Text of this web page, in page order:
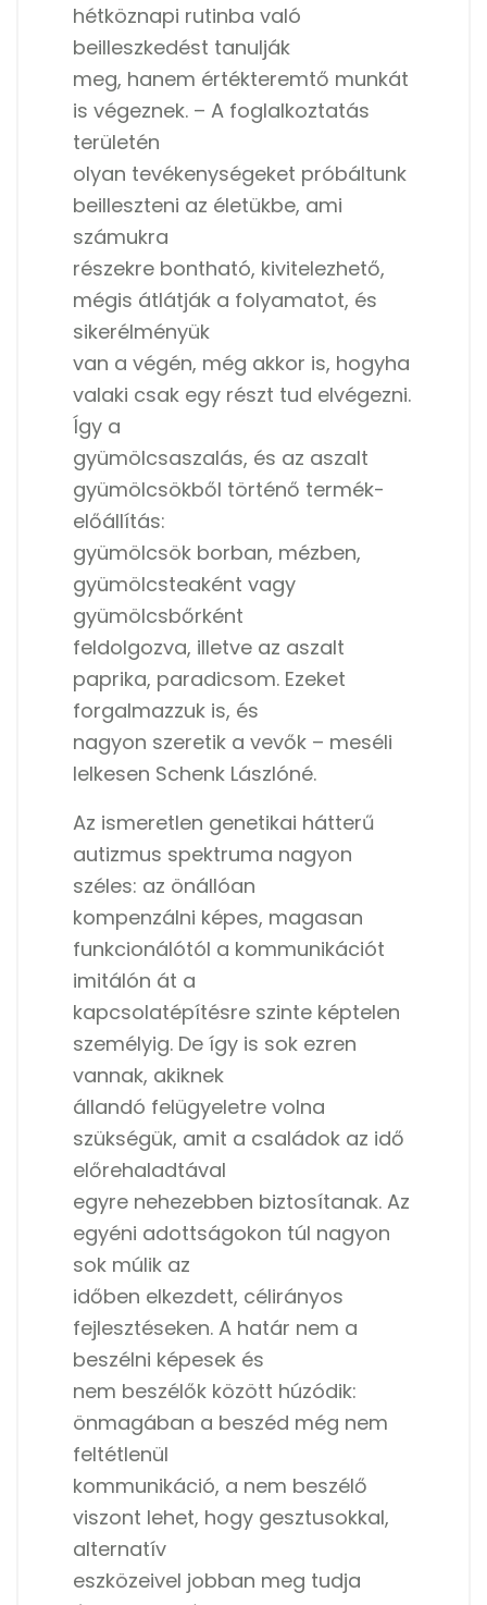
hétköznapi rutinba való
beilleszkedést tanulják
meg, hanem értékteremtő munkát
is végeznek. – A foglalkoztatás
területén
olyan tevékenységeket próbáltunk
beilleszteni az életükbe, ami
számukra
részekre bontható, kivitelezhető,
mégis átlátják a folyamatot, és
sikerélményük
van a végén, még akkor is, hogyha
valaki csak egy részt tud elvégezni.
Így a
gyümölcsaszalás, és az aszalt
gyümölcsökből történő termék-
előállítás:
gyümölcsök borban, mézben,
gyümölcsteaként vagy
gyümölcsbőrként
feldolgozva, illetve az aszalt
paprika, paradicsom. Ezeket
forgalmazzuk is, és
nagyon szeretik a vevők – meséli
lelkesen Schenk Lászlóné.
Az ismeretlen genetikai hátterű
autizmus spektruma nagyon
széles: az önállóan
kompenzálni képes, magasan
funkcionálótól a kommunikációt
imitálón át a
kapcsolatépítésre szinte képtelen
személyig. De így is sok ezren
vannak, akiknek
állandó felügyeletre volna
szükségük, amit a családok az idő
előrehaladtával
egyre nehezebben biztosítanak. Az
egyéni adottságokon túl nagyon
sok múlik az
időben elkezdett, célirányos
fejlesztéseken. A határ nem a
beszélni képesek és
nem beszélők között húzódik:
önmagában a beszéd még nem
feltétlenül
kommunikáció, a nem beszélő
viszont lehet, hogy gesztusokkal,
alternatív
eszközeivel jobban meg tudja